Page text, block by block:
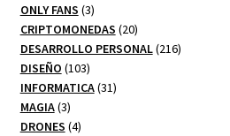
ONLY FANS 33
productos
CRIPTOMONEDAS 2020
productos
DESARROLLO PERSONAL 216216
DISEÑO 103103
productos
INFORMATICA 3131
MAGIA 33
productos
DRONES 44